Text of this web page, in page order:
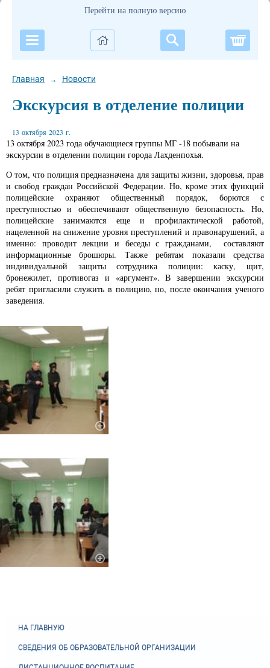
Перейти на полную версию
Главная → Новости
Экскурсия в отделение полиции
13 октября 2023 г.
13 октября 2023 года обучающиеся группы МГ -18 побывали на
экскурсии в отделении полиции города Лахденпохья.
О том, что полиция предназначена для защиты жизни, здоровья, прав
и свобод граждан Российской Федерации. Но, кроме этих функций
полицейские охраняют общественный порядок, борются с
преступностью и обеспечивают общественную безопасность. Но,
полицейские занимаются еще и профилактической работой,
нацеленной на снижение уровня преступлений и правонарушений, а
именно: проводит лекции и беседы с гражданами, составляют
информационные брошюры. Также ребятам показали средства
индивидуальной защиты сотрудника полиции: каску, щит,
бронежилет, противогаз и «аргумент». В завершении экскурсии
ребят пригласили служить в полицию, но, после окончания ученого
заведения.
НА ГЛАВНУЮ
СВЕДЕНИЯ ОБ ОБРАЗОВАТЕЛЬНОЙ ОРГАНИЗАЦИИ